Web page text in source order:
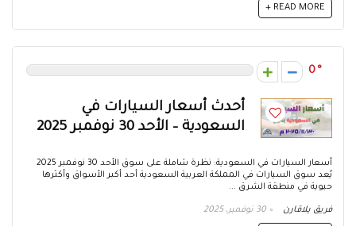
READ MORE +
0
أحدث أسعار السيارات في
السعودية – الأحد 30 نوفمبر 2025
أسعار السيارات في السعودية: نظرة شاملة على سوق الأحد 30 نوفمبر 2025
يُعد سوق السيارات في المملكة العربية السعودية أحد أكبر الأسواق وأكثرها
حيوية في منطقة الشرق ...
فريق يلاقارن 30 نوفمبر، 2025